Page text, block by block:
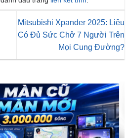
Mitsubishi Xpander 2025: Liệu
Có Đủ Sức Chở 7 Người Trên
Mọi Cung Đường?